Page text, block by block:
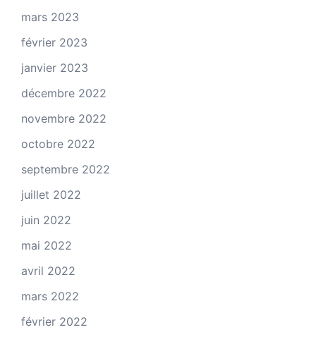
mars 2023
février 2023
janvier 2023
décembre 2022
novembre 2022
octobre 2022
septembre 2022
juillet 2022
juin 2022
mai 2022
avril 2022
mars 2022
février 2022